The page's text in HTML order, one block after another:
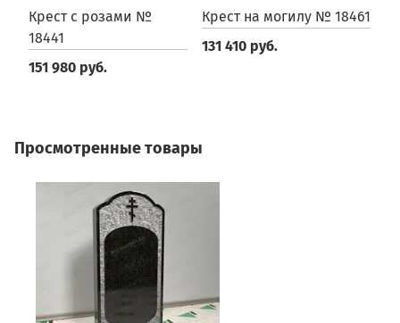
Крест с розами №
18441
151 980 руб.
Крест на могилу № 18461
131 410 руб.
Просмотренные товары